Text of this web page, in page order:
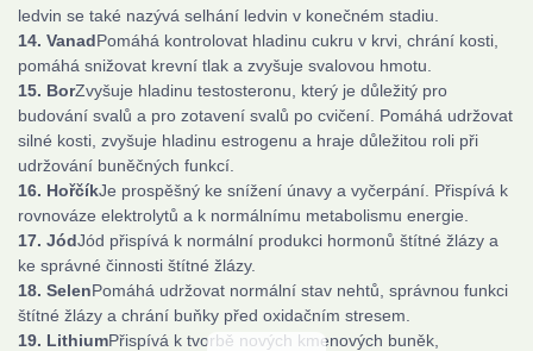
ledvin se také nazývá selhání ledvin v konečném stadiu.
14. VanadPomáhá kontrolovat hladinu cukru v krvi, chrání kosti,
pomáhá snižovat krevní tlak a zvyšuje svalovou hmotu.
15. BorZvyšuje hladinu testosteronu, který je důležitý pro
budování svalů a pro zotavení svalů po cvičení. Pomáhá udržovat
silné kosti, zvyšuje hladinu estrogenu a hraje důležitou roli při
udržování buněčných funkcí.
16. HořčíkJe prospěšný ke snížení únavy a vyčerpání. Přispívá k
rovnováze elektrolytů a k normálnímu metabolismu energie.
17. JódJód přispívá k normální produkci hormonů štítné žlázy a
ke správné činnosti štítné žlázy.
18. SelenPomáhá udržovat normální stav nehtů, správnou funkci
štítné žlázy a chrání buňky před oxidačním stresem.
19. LithiumPřispívá k tvorbě nových kmenových buněk,